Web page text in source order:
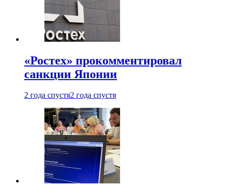
«Ростех» прокомментировал
санкции Японии
2 года спустя2 года спустя